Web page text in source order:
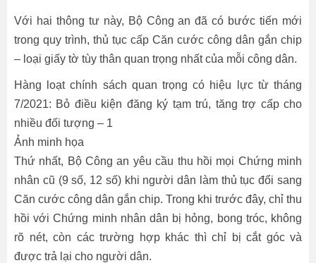
Với hai thông tư này, Bộ Công an đã có bước tiến mới
trong quy trình, thủ tục cấp Căn cước công dân gắn chip
– loại giấy tờ tùy thân quan trọng nhất của mỗi công dân.
Hàng loạt chính sách quan trọng có hiệu lực từ tháng
7/2021: Bỏ điều kiện đăng ký tạm trú, tăng trợ cấp cho
nhiều đối tượng – 1
Ảnh minh họa
Thứ nhất, Bộ Công an yêu cầu thu hồi mọi Chứng minh
nhân cũ (9 số, 12 số) khi người dân làm thủ tục đổi sang
Căn cước công dân gắn chip. Trong khi trước đây, chỉ thu
hồi với Chứng minh nhân dân bị hỏng, bong tróc, không
rõ nét, còn các trường hợp khác thì chỉ bị cắt góc và
được trả lại cho người dân.